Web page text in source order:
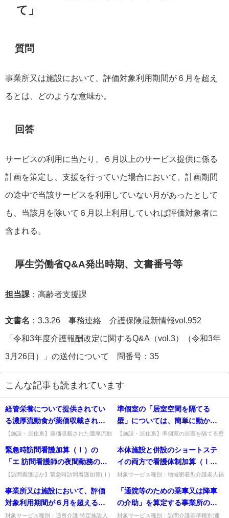
て」
質問
事業所又は施設において、評価対象利用期間が６月を超え
るとは、どのような意味か。
回答
サービスの利用に当たり、６月以上のサービス提供に係る
計画を策定し、支援を行っていた場合において、計画期間
の途中で当該サービスを利用していない月があったとして
も、当該月を除いて６月以上利用していれば評価対象者に
含まれる。
厚生労働省Q&A発出時期、文書番号等
担当課 ：高齢者支援課
文書名 ：3.3.26 事務連絡 介護保険最新情報vol.952
「令和3年度介護報酬改定に関するQ&A（vol.3）（令和3年
3月26日）」の送付について 問番号：35
こんな記事も読まれています
経管栄養について提供されてい
る濃厚流動食が薬価収載されて
いる場合には、特別食加算及び
基本食事サービス費は算定でき
なかったが、今回新たに設けら
れた栄養管理体制加算、栄養マ
ネジメント加算、経口移行加算
は算定できるか。
【施設・居住系】薬価収載された濃厚流動
経口移行加算等を算定できるか。それぞれ
の要件を満たせば算定できる...
準個室の「居室空間を隔てる
壁」については、簡単に動かす
ことのできない家具等により遮
断されている場合には、「壁」
とみなしてよいか。
【施設・居住系】準個室の居室を隔てる壁
家具等での仕切りは壁とみなせず、可動で
ない壁が必要。出典：平成1...
緊急時訪問看護加算（Ⅰ）の
「エ 訪問看護師の夜間勤務のニ
ーズを踏まえた勤務体制の工
夫」とは、具体的にどのような
取組が該当するか。
【訪問看護ほか】緊急時訪問看護加算(Ⅰ)
の工夫」とは。夜勤交代制や早出・遅出を
組み合わせた勤務体制の導...
本体施設と併設のショートステ
イの両方で看護体制加算（Ⅰ）
を算定する場合、ショートステ
イの看護師は本体施設の業務に
従事してはいけないのか。
対象サービス種別：地域密着型介護老人福
算」質問本体施設と併設のショートステイ
の両方で看護体制加算（Ⅰ）を...
事業所又は施設において、評価
対象利用期間が６月を超えると
は、どのような意味か。
対象サービス種別：通所介護,特定施設入
「通院等のための乗車又は降車
の介助」を算定する事業所の体
制等に係る届出について
対象サービス種別：訪問介護基準種別:運